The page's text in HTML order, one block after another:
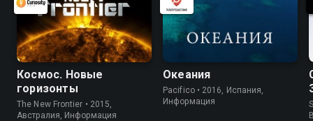
Космос. Новые
горизонты
The New Frontier • 2015,
Австралия, Информация
Океания
Pacifico • 2016, Испания,
Информация